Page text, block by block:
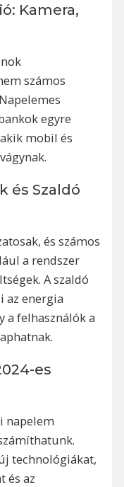
Kamera,
számos
egyre
mobil és
és Szaldó
és számos
a rendszer
A szaldó
az energia
a felhasználók a
es
napelem
technológiákat,
és az